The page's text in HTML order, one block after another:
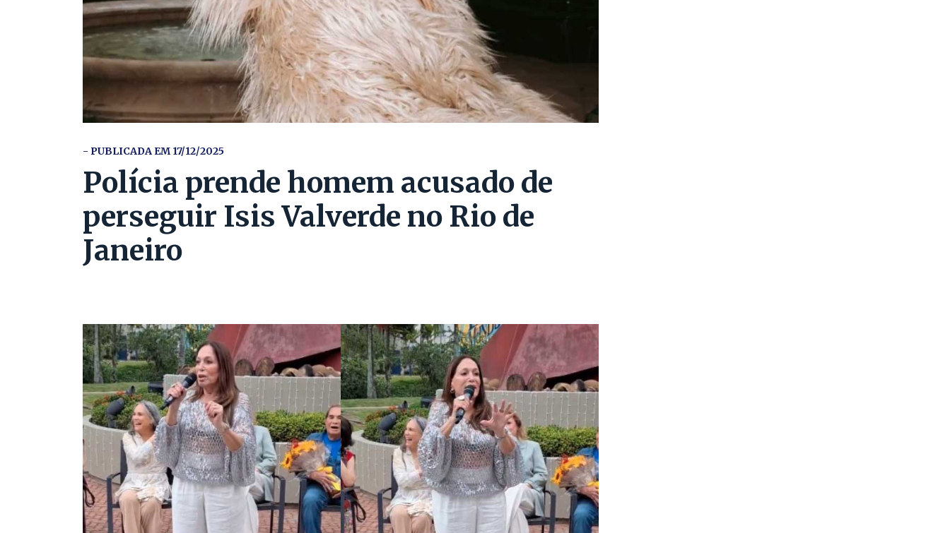
- PUBLICADA EM 17/12/2025
Polícia prende homem acusado de
perseguir Isis Valverde no Rio de
Janeiro